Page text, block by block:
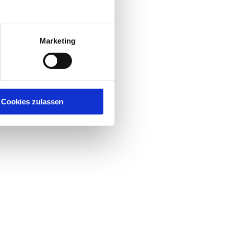
Marketing
Cookies zulassen